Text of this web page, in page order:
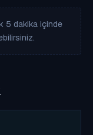
5 dakika içinde